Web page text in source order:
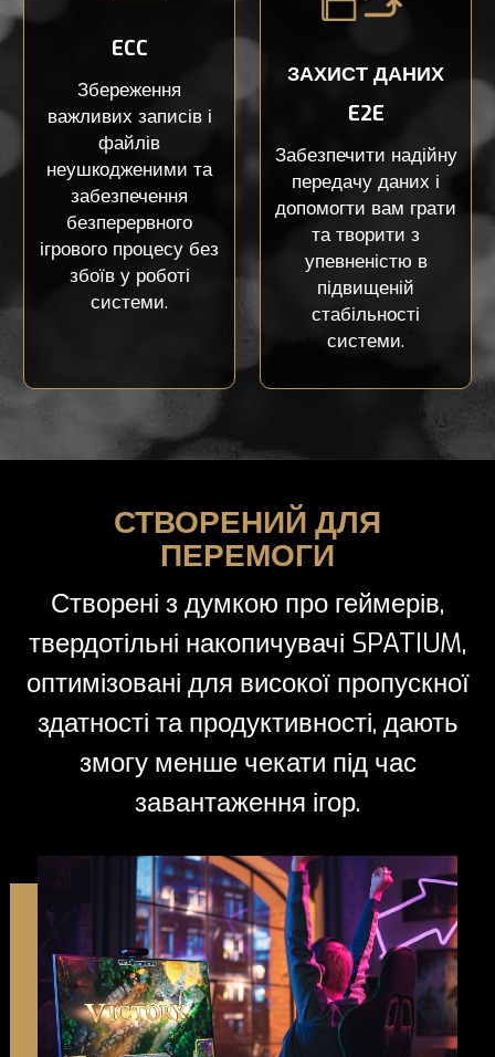
ECC
Збереження
важливих записів і
файлів
неушкодженими та
забезпечення
безперервного
ігрового процесу без
збоїв у роботі
системи.
ЗАХИСТ ДАНИХ
E2E
Забезпечити надійну
передачу даних і
допомогти вам грати
та творити з
упевненістю в
підвищеній
стабільності
системи.
СТВОРЕНИЙ ДЛЯ
ПЕРЕМОГИ
Створені з думкою про геймерів,
твердотільні накопичувачі SPATIUM,
оптимізовані для високої пропускної
здатності та продуктивності, дають
змогу менше чекати під час
завантаження ігор.